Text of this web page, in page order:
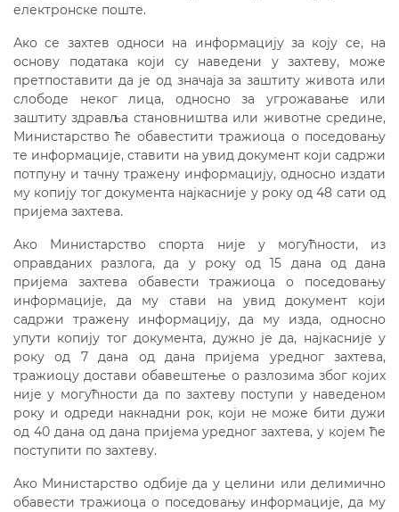
електронске поште.
Ако се захтев односи на информацију за коју се, на
основу података који су наведени у захтеву, може
претпоставити да је од значаја за заштиту живота или
слободе неког лица, односно за угрожавање или
заштиту здравља становништва или животне средине,
Министарство ће обавестити тражиоца о поседовању
те информације, ставити на увид документ који садржи
потпуну и тачну тражену информацију, односно издати
му копију тог документа најкасније у року од 48 сати од
пријема захтева.
Ако Министарство спорта није у могућности, из
оправданих разлога, да у року од 15 дана од дана
пријема захтева обавести тражиоца о поседовању
информације, да му стави на увид документ који
садржи тражену информацију, да му изда, односно
упути копију тог документа, дужно је да, најкасније у
року од 7 дана од дана пријема уредног захтева,
тражиоцу достави обавештење о разлозима због којих
није у могућности да по захтеву поступи у наведеном
року и одреди накнадни рок, који не може бити дужи
од 40 дана од дана пријема уредног захтева, у којем ће
поступити по захтеву.
Ако Министарство одбије да у целини или делимично
обавести тражиоца о поседовању информације, да му